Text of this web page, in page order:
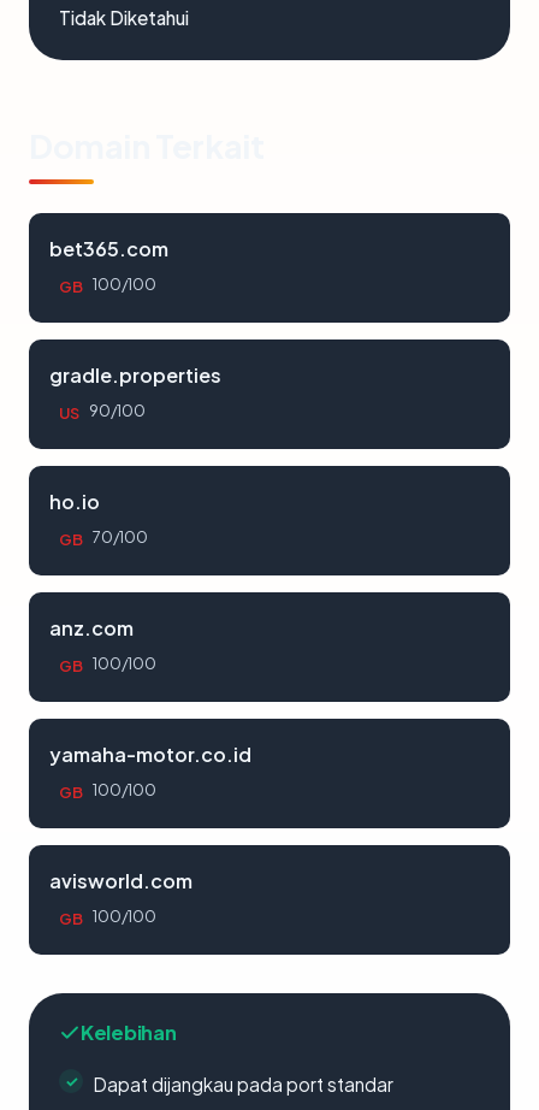
Tidak Diketahui
bet365.com
GB 100/100
gradle.properties
US 90/100
ho.io
GB 70/100
anz.com
GB 100/100
yamaha-motor.co.id
GB 100/100
avisworld.com
GB 100/100
Kelebihan
Dapat dijangkau pada port standar